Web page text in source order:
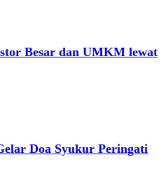
Besar dan UMKM lewat
Doa Syukur Peringati